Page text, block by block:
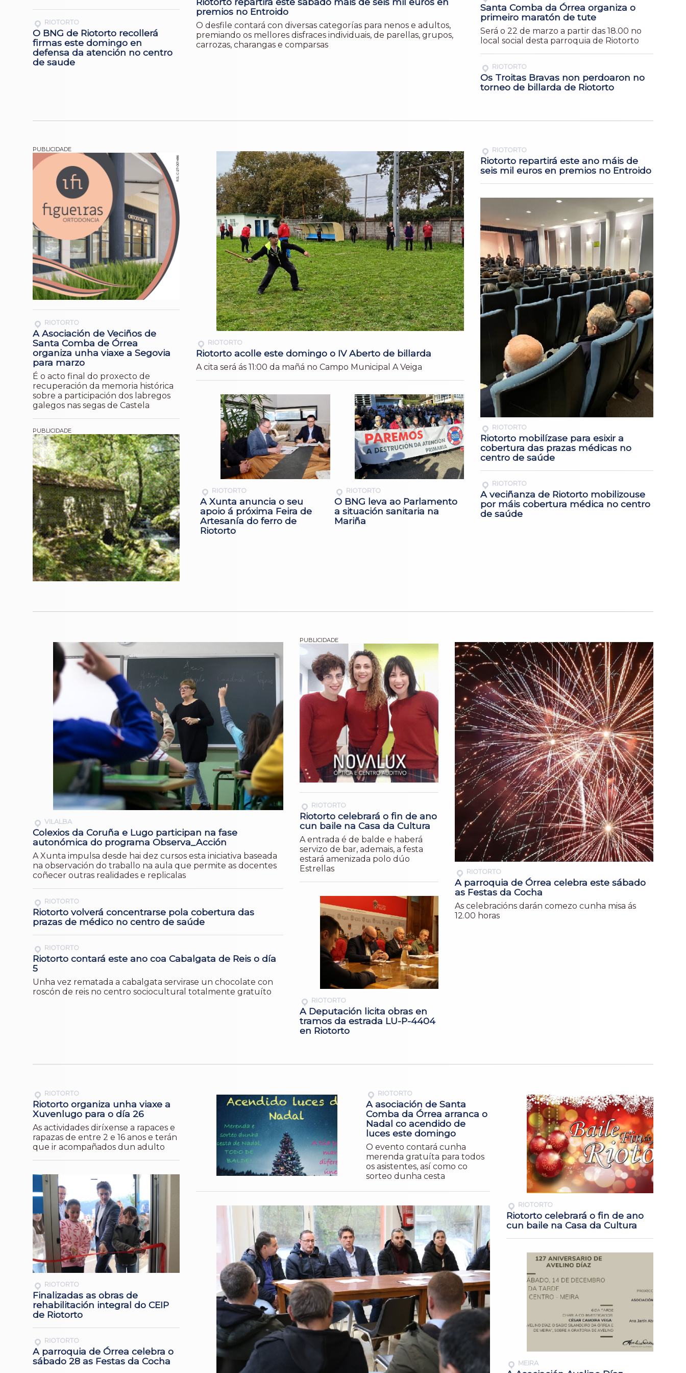
RIOTORTO
O BNG de Riotorto recollerá
firmas este domingo en
defensa da atención no centro
de saude
premios no Entroido
O desfile contará con diversas categorías para nenos e adultos,
premiando os mellores disfraces individuais, de parellas, grupos,
carrozas, charangas e comparsas
Santa Comba da Órrea organiza o
primeiro maratón de tute
Será o 22 de marzo a partir das 18.00 no
local social desta parroquia de Riotorto
RIOTORTO
Os Troitas Bravas non perdoaron no
torneo de billarda de Riotorto
RIOTORTO
A Asociación de Veciños de
Santa Comba de Órrea
organiza unha viaxe a Segovia
para marzo
É o acto final do proxecto de
recuperación da memoria histórica
sobre a participación dos labregos
galegos nas segas de Castela
RIOTORTO
Riotorto acolle este domingo o IV Aberto de billarda
A cita será ás 11:00 da mañá no Campo Municipal A Veiga
RIOTORTO
A Xunta anuncia o seu
apoio á próxima Feira de
Artesanía do ferro de
Riotorto
RIOTORTO
O BNG leva ao Parlamento
a situación sanitaria na
Mariña
RIOTORTO
Riotorto repartirá este ano máis de
seis mil euros en premios no Entroido
RIOTORTO
Riotorto mobilízase para esixir a
cobertura das prazas médicas no
centro de saúde
RIOTORTO
A veciñanza de Riotorto mobilizouse
por máis cobertura médica no centro
de saúde
VILALBA
Colexios da Coruña e Lugo participan na fase
autonómica do programa Observa_Acción
A Xunta impulsa desde hai dez cursos esta iniciativa baseada
na observación do traballo na aula que permite as docentes
coñecer outras realidades e replicalas
RIOTORTO
Riotorto volverá concentrarse pola cobertura das
prazas de médico no centro de saúde
RIOTORTO
Riotorto contará este ano coa Cabalgata de Reis o día
5
Unha vez rematada a cabalgata servirase un chocolate con
roscón de reis no centro sociocultural totalmente gratuíto
RIOTORTO
Riotorto celebrará o fin de ano
cun baile na Casa da Cultura
A entrada é de balde e haberá
servizo de bar, ademais, a festa
estará amenizada polo dúo
Estrellas
RIOTORTO
A Deputación licita obras en
tramos da estrada LU-P-4404
en Riotorto
RIOTORTO
A parroquia de Órrea celebra este sábado
as Festas da Cocha
As celebracións darán comezo cunha misa ás
12.00 horas
RIOTORTO
Riotorto organiza unha viaxe a
Xuvenlugo para o día 26
As actividades diríxense a rapaces e
rapazas de entre 2 e 16 anos e terán
que ir acompañados dun adulto
RIOTORTO
Finalizadas as obras de
rehabilitación integral do CEIP
de Riotorto
RIOTORTO
A parroquia de Órrea celebra o
sábado 28 as Festas da Cocha
RIOTORTO
A asociación de Santa
Comba da Órrea arranca o
Nadal co acendido de
luces este domingo
O evento contará cunha
merenda gratuíta para todos
os asistentes, así como co
sorteo dunha cesta
RIOTORTO
Riotorto celebrará o fin de ano
cun baile na Casa da Cultura
MEIRA